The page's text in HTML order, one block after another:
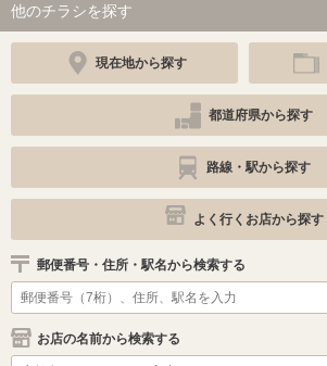
他のチラシを探す
現在地から探す
都道府県から探す
路線・駅から探す
よく行くお店から探す
郵便番号・住所・駅名から検索する
お店の名前から検索する